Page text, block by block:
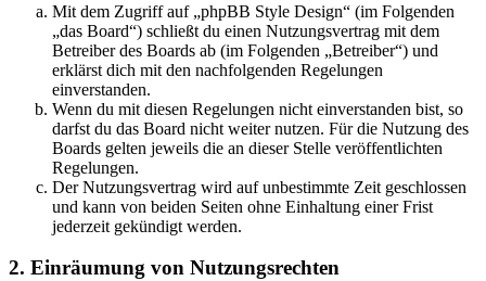
Mit dem Zugriff auf „phpBB Style Design“ (im Folgenden
„das Board“) schließt du einen Nutzungsvertrag mit dem
Betreiber des Boards ab (im Folgenden „Betreiber“) und
erklärst dich mit den nachfolgenden Regelungen
einverstanden.
Wenn du mit diesen Regelungen nicht einverstanden bist, so
darfst du das Board nicht weiter nutzen. Für die Nutzung des
Boards gelten jeweils die an dieser Stelle veröffentlichten
Regelungen.
Der Nutzungsvertrag wird auf unbestimmte Zeit geschlossen
und kann von beiden Seiten ohne Einhaltung einer Frist
jederzeit gekündigt werden.
2. Einräumung von Nutzungsrechten